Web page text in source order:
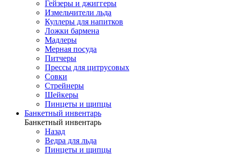
Гейзеры и джиггеры
Измельчители льда
Куллеры для напитков
Ложки бармена
Мадлеры
Мерная посуда
Питчеры
Прессы для цитрусовых
Совки
Стрейнеры
Шейкеры
Пинцеты и щипцы
Банкетный инвентарь
Банкетный инвентарь
Назад
Ведра для льда
Пинцеты и щипцы